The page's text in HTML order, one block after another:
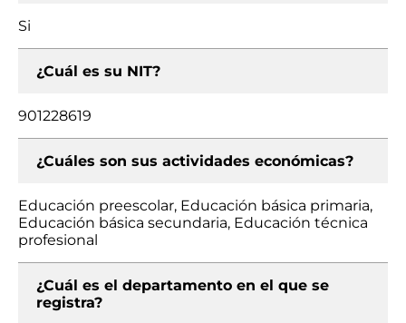
Si
¿Cuál es su NIT?
901228619
¿Cuáles son sus actividades económicas?
Educación preescolar, Educación básica primaria,
Educación básica secundaria, Educación técnica
profesional
¿Cuál es el departamento en el que se
registra?